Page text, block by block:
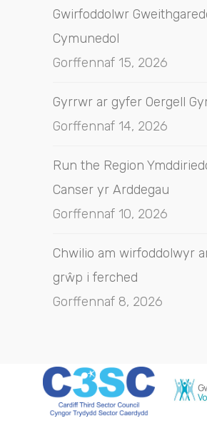
Gwirfoddolwr
Cymunedol
Gorffennaf 15, 2026
Gyrrwr ar gyfer Oergell
Gorffennaf 14, 2026
Run the Region
Canser yr Arddegau
Gorffennaf 10, 2026
Chwilio am wirfoddolwyr
grŵp i ferched
Gorffennaf 8, 2026